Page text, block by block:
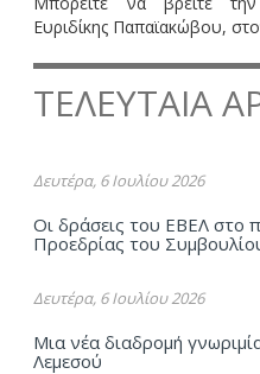
Ευριδίκης Παπαϊακώβου,
ΤΕΛΕΥΤΑΙΑ
Δευτέρα, 6 Ιουλίου 2026
Οι δράσεις του ΕΒΕΛ στο
Προεδρίας του
Δευτέρα, 6 Ιουλίου 2026
Μια νέα διαδρομή
Λεμεσού